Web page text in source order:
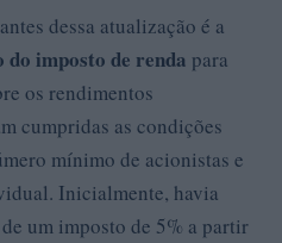
dessa atualização é a
do imposto de renda para
os rendimentos
cumpridas as condições
mínimo de acionistas e
Inicialmente, havia
um imposto de 5% a partir